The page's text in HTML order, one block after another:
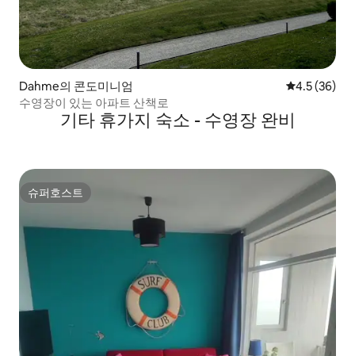
Dahme의 콘도미니엄 평점 4.5점(5
4.5 (36)
수영장이 있는 아파트 산책로
기타 휴가지 숙소 - 수영장 완비
슈퍼호스트
슈퍼호스트